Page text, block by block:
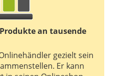
an tausende
gezielt sein
Er kann